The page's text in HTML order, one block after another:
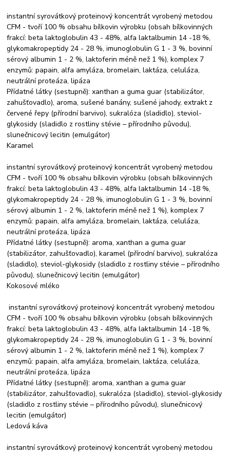
instantní syrovátkový proteinový koncentrát vyrobený metodou
CFM - tvoří 100 % obsahu bílkovin výrobku (obsah bílkovinných
frakcí: beta laktoglobulin 43 - 48%, alfa laktalbumin 14 -18 %,
glykomakropeptidy 24 - 28 %, imunoglobulin G 1 - 3 %, bovinní
sérový albumin 1 - 2 %, laktoferin méně než 1 %), komplex 7
enzymů: papain, alfa amyláza, bromelain, laktáza, celuláza,
neutrální proteáza, lipáza
Přídatné látky (sestupně): xanthan a guma guar (stabilizátor,
zahušťovadlo), aroma, sušené banány, sušené jahody, extrakt z
červené řepy (přírodní barvivo), sukralóza (sladidlo), steviol-
glykosidy (sladidlo z rostliny stévie – přírodního původu),
slunečnicový lecitin (emulgátor)
Karamel
instantní syrovátkový proteinový koncentrát vyrobený metodou
CFM - tvoří 100 % obsahu bílkovin výrobku (obsah bílkovinných
frakcí: beta laktoglobulin 43 - 48%, alfa laktalbumin 14 -18 %,
glykomakropeptidy 24 - 28 %, imunoglobulin G 1 - 3 %, bovinní
sérový albumin 1 - 2 %, laktoferin méně než 1 %), komplex 7
enzymů: papain, alfa amyláza, bromelain, laktáza, celuláza,
neutrální proteáza, lipáza
Přídatné látky (sestupně): aroma, xanthan a guma guar
(stabilizátor, zahušťovadlo), karamel (přírodní barvivo), sukralóza
(sladidlo), steviol-glykosidy (sladidlo z rostliny stévie – přírodního
původu), slunečnicový lecitin (emulgátor)
Kokosové mléko
instantní syrovátkový proteinový koncentrát vyrobený metodou
CFM - tvoří 100 % obsahu bílkovin výrobku (obsah bílkovinných
frakcí: beta laktoglobulin 43 - 48%, alfa laktalbumin 14 -18 %,
glykomakropeptidy 24 - 28 %, imunoglobulin G 1 - 3 %, bovinní
sérový albumin 1 - 2 %, laktoferin méně než 1 %), komplex 7
enzymů: papain, alfa amyláza, bromelain, laktáza, celuláza,
neutrální proteáza, lipáza
Přídatné látky (sestupně): aroma, xanthan a guma guar
(stabilizátor, zahušťovadlo), sukralóza (sladidlo), steviol-glykosidy
(sladidlo z rostliny stévie – přírodního původu), slunečnicový
lecitin (emulgátor)
Ledová káva
instantní syrovátkový proteinový koncentrát vyrobený metodou